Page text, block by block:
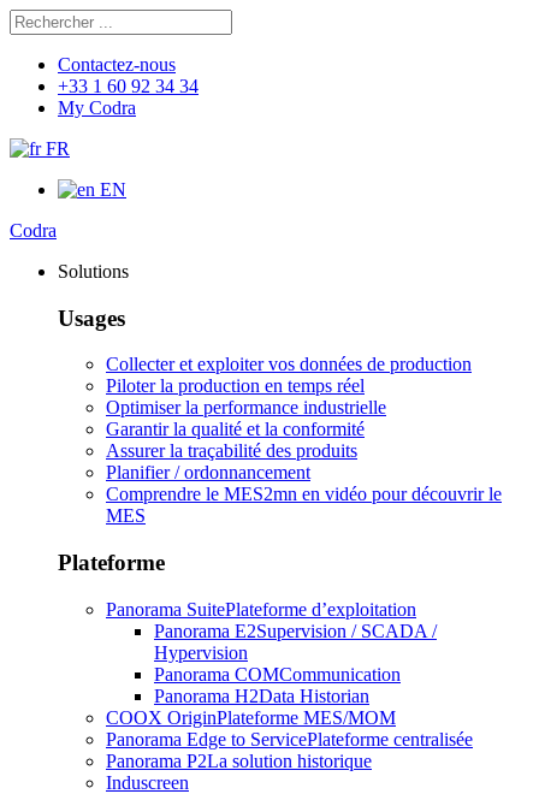
Rechercher
Contactez-nous
+33 1 60 92 34 34
My Codra
FR
EN
Codra
Solutions
Usages
Collecter et exploiter vos données de production
Piloter la production en temps réel
Optimiser la performance industrielle
Garantir la qualité et la conformité
Assurer la traçabilité des produits
Planifier / ordonnancement
Comprendre le MES2mn en vidéo pour découvrir le
MES
Plateforme
Panorama SuitePlateforme d’exploitation
Panorama E2Supervision / SCADA /
Hypervision
Panorama COMCommunication
Panorama H2Data Historian
COOX OriginPlateforme MES/MOM
Panorama Edge to ServicePlateforme centralisée
Panorama P2La solution historique
Induscreen